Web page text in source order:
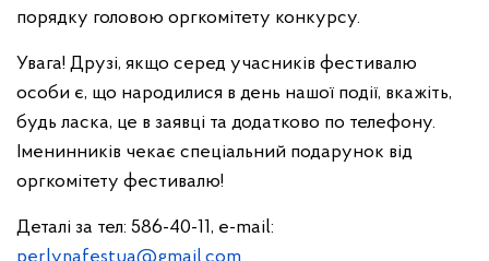
порядку головою оргкомітету конкурсу.
Увага! Друзі, якщо серед учасників фестивалю
особи є, що народилися в день нашої події, вкажіть,
будь ласка, це в заявці та додатково по телефону.
Іменинників чекає спеціальний подарунок від
оргкомітету фестивалю!
Деталі за тел: 586-40-11, e-mail: